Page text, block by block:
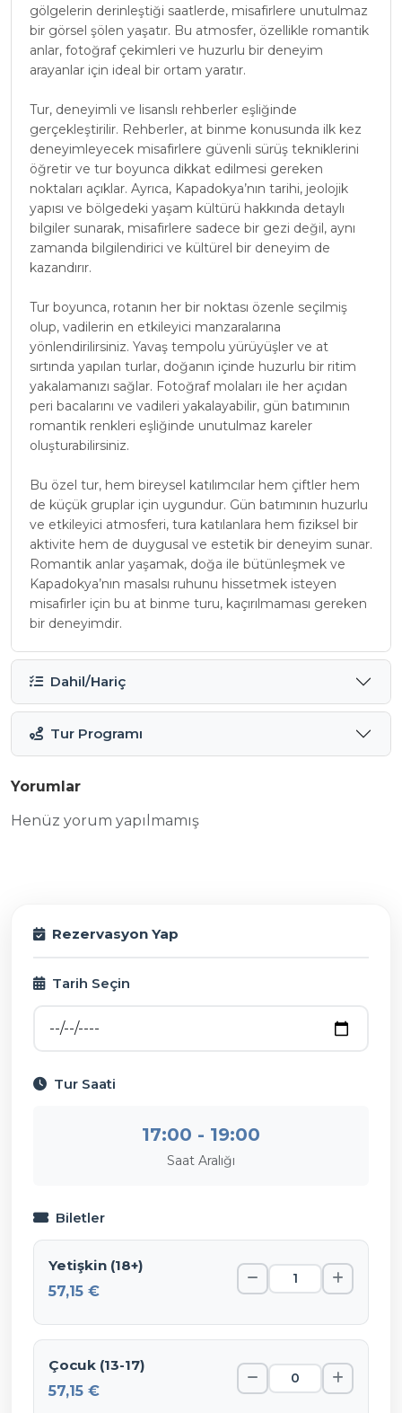
gölgelerin derinleştiği saatlerde, misafirlere unutulmaz
bir görsel şölen yaşatır. Bu atmosfer, özellikle romantik
anlar, fotoğraf çekimleri ve huzurlu bir deneyim
arayanlar için ideal bir ortam yaratır.
Tur, deneyimli ve lisanslı rehberler eşliğinde
gerçekleştirilir. Rehberler, at binme konusunda ilk kez
deneyimleyecek misafirlere güvenli sürüş tekniklerini
öğretir ve tur boyunca dikkat edilmesi gereken
noktaları açıklar. Ayrıca, Kapadokya’nın tarihi, jeolojik
yapısı ve bölgedeki yaşam kültürü hakkında detaylı
bilgiler sunarak, misafirlere sadece bir gezi değil, aynı
zamanda bilgilendirici ve kültürel bir deneyim de
kazandırır.
Tur boyunca, rotanın her bir noktası özenle seçilmiş
olup, vadilerin en etkileyici manzaralarına
yönlendirilirsiniz. Yavaş tempolu yürüyüşler ve at
sırtında yapılan turlar, doğanın içinde huzurlu bir ritim
yakalamanızı sağlar. Fotoğraf molaları ile her açıdan
peri bacalarını ve vadileri yakalayabilir, gün batımının
romantik renkleri eşliğinde unutulmaz kareler
oluşturabilirsiniz.
Bu özel tur, hem bireysel katılımcılar hem çiftler hem
de küçük gruplar için uygundur. Gün batımının huzurlu
ve etkileyici atmosferi, tura katılanlara hem fiziksel bir
aktivite hem de duygusal ve estetik bir deneyim sunar.
Romantik anlar yaşamak, doğa ile bütünleşmek ve
Kapadokya’nın masalsı ruhunu hissetmek isteyen
misafirler için bu at binme turu, kaçırılmaması gereken
bir deneyimdir.
Dahil/Hariç
Tur Programı
Yorumlar
Henüz yorum yapılmamış
Rezervasyon Yap
Tarih Seçin
Tur Saati
17:00 - 19:00
Saat Aralığı
Biletler
Yetişkin (18+)
57,15 €
Çocuk (13-17)
57,15 €